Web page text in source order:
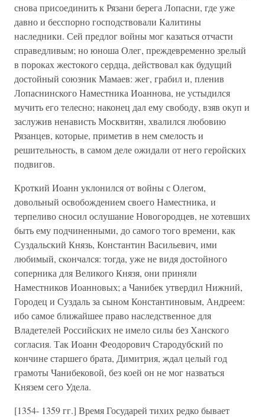
снова присоединить к Рязани берега Лопасни, где уже
давно и бесспорно господствовали Калитины
наследники. Сей предлог войны мог казаться отчасти
справедливым; но юноша Олег, преждевременно зрелый
в пороках жестокого сердца, действовал как будущий
достойный союзник Мамаев: жег, грабил и, пленив
Лопаснинского Наместника Иоаннова, не устыдился
мучить его телесно; наконец дал ему свободу, взяв окуп и
заслужив ненависть Москвитян, хвалился любовию
Рязанцев, которые, приметив в нем смелость и
решительность, в самом деле ожидали от него геройских
подвигов.
Кроткий Иоанн уклонился от войны с Олегом,
довольный освобождением своего Наместника, и
терпеливо сносил ослушание Новогородцев, не хотевших
быть ему подчиненными, до самого того времени, как
Суздальский Князь, Константин Васильевич, ими
любимый, скончался: тогда, уже не видя достойного
соперника для Великого Князя, они приняли
Наместников Иоанновых; а Чанибек утвердил Нижний,
Городец и Суздаль за сыном Константиновым, Андреем:
ибо самое ближайшее право наследственное для
Владетелей Российских не имело силы без Ханского
согласия. Так Иоанн Феодорович Стародубский по
кончине старшего брата, Димитрия, ждал целый год
грамоты Чанибековой, без коей он не мог назваться
Князем сего Удела.
[1354- 1359 гг.] Время Государей тихих редко бывает